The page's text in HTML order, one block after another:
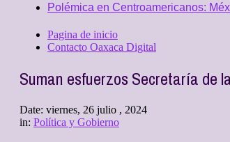
Polémica en Centroamericanos:
Pagina de inicio
Contacto Oaxaca Digital
Suman esfuerzos Secretaría de
Date: viernes, 26 julio , 2024
in: Política y Gobierno